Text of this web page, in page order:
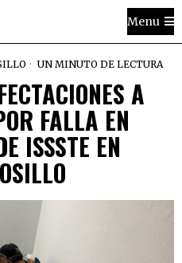
Menu
UN MINUTO DE LECTURA
A
FALLA EN
ISSSTE EN